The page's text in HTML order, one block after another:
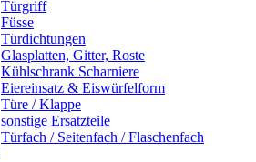
Türgriff
Füsse
Türdichtungen
Glasplatten, Gitter, Roste
Kühlschrank Scharniere
Eiereinsatz & Eiswürfelform
Türe / Klappe
sonstige Ersatzteile
Türfach / Seitenfach / Flaschenfach